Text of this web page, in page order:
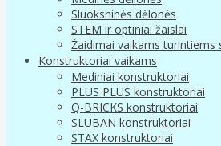
Sluoksninės dėlonės
STEM ir optiniai žaislai
Žaidimai vaikams turintiems
Konstruktoriai vaikams
Mediniai konstruktoriai
PLUS PLUS konstruktoriai
Q-BRICKS konstruktoriai
SLUBAN konstruktoriai
STAX konstruktoriai